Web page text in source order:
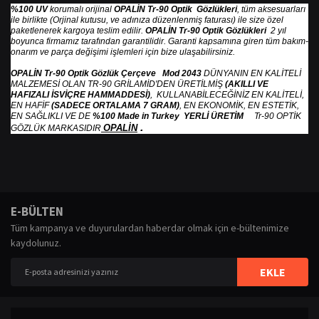
%100 UVkorumalı orijinal OPALİN Tr-90 Optik Gözlükleri, tüm aksesuarları
ile birlikte (Orjinal kutusu, ve adınıza düzenlenmiş faturası) ile size özel
paketlenerek kargoya teslim edilir. OPALİN Tr-90 Optik Gözlükleri 2 yıl
boyunca firmamız tarafından garantilidir. Garanti kapsamına giren tüm bakım-
onarım ve parça değişimi işlemleri için bize ulaşabilirsiniz.
OPALİN Tr-90 Optik Gözlük Çerçeve Mod 2043 DÜNYANIN EN KALİTELİ
MALZEMESİ OLAN TR-90 GRİLAMİD'DEN ÜRETİLMİŞ (AKILLI VE
HAFIZALI İSVİÇRE HAMMADDESİ), KULLANABİLECEĞİNİZ EN KALİTELİ,
EN HAFİF(SADECE ORTALAMA 7 GRAM), EN EKONOMİK, EN ESTETİK,
EN SAĞLIKLI VE DE %100 Made in Turkey YERLİ ÜRETİMTr-90 OPTİK
GÖZLÜK MARKASIDIR OPALİN.
iletebilirsiniz.
Görüş ve önerileriniz için teşekkür ederiz.
E-BÜLTEN
Tüm kampanya ve duyurulardan haberdar olmak için e-bültenimize
kaydolunuz.
EKLE